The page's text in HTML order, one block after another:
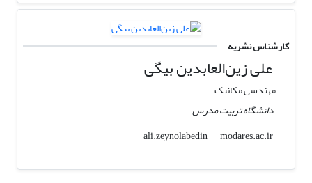
کارشناس نشریه
علی زین‌العابدین بیگی
مهندسی مکانیک
دانشگاه تربیت مدرس
ali.zeynolabedin
modares.ac.ir